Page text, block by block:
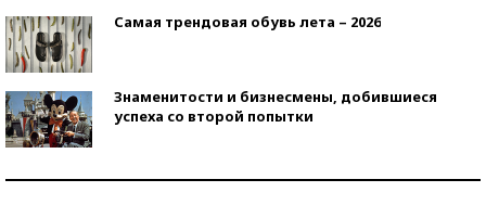
Самая трендовая обувь лета – 2026
Знаменитости и бизнесмены, добившиеся
успеха со второй попытки